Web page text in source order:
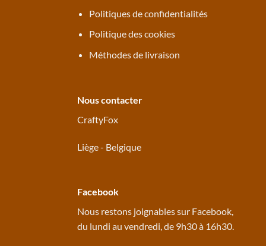
Politiques de confidentialités
Politique des cookies
Méthodes de livraison
Nous contacter
CraftyFox
Liège - Belgique
Facebook
Nous restons joignables sur Facebook,
du lundi au vendredi, de 9h30 à 16h30.